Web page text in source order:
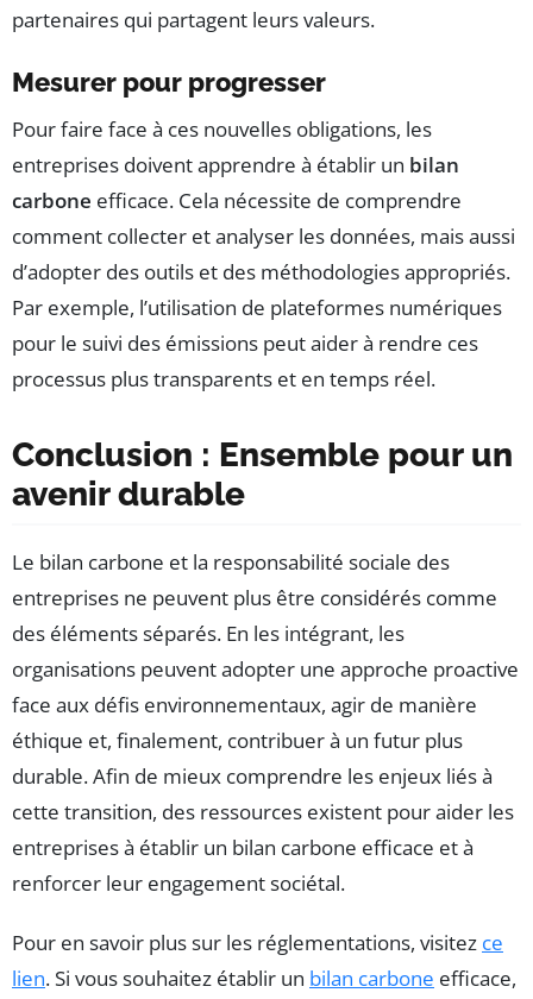
partenaires qui partagent leurs valeurs.
Mesurer pour progresser
Pour faire face à ces nouvelles obligations, les
entreprises doivent apprendre à établir un bilan
carbone efficace. Cela nécessite de comprendre
comment collecter et analyser les données, mais aussi
d’adopter des outils et des méthodologies appropriés.
Par exemple, l’utilisation de plateformes numériques
pour le suivi des émissions peut aider à rendre ces
processus plus transparents et en temps réel.
Conclusion : Ensemble pour un
avenir durable
Le bilan carbone et la responsabilité sociale des
entreprises ne peuvent plus être considérés comme
des éléments séparés. En les intégrant, les
organisations peuvent adopter une approche proactive
face aux défis environnementaux, agir de manière
éthique et, finalement, contribuer à un futur plus
durable. Afin de mieux comprendre les enjeux liés à
cette transition, des ressources existent pour aider les
entreprises à établir un bilan carbone efficace et à
renforcer leur engagement sociétal.
Pour en savoir plus sur les réglementations, visitez ce
lien. Si vous souhaitez établir un bilan carbone efficace,